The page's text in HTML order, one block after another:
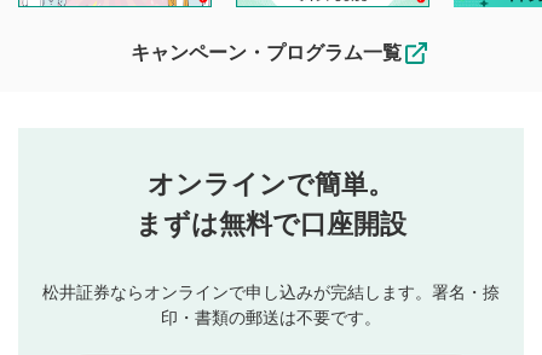
投稿するボタン
星で評価をすると投稿できます。（お名前とコメント
3
動画の評価
待ちしております。
なお、投稿をもって、本注意事項に同意されたものとみなし
行ってください。
当社は、利用者同士、もしくは利用者と第三者間のトラ
ブルによって生じた損害に対して一切の責任を負いませ
評価およびコメントは当社にて審査のうえ、掲載となり
ます。掲載されるまでに日数がかかる場合や掲載されない
キャンペーン・プログラム一覧
オンラインで簡単。
まずは無料で口座開設
松井証券ならオンラインで申し込みが完結します。署名・捺
印・書類の郵送は不要です。